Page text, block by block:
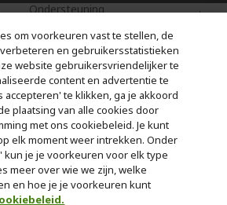
Ondersteuning
aankoop
Met 0%
Rente
reseller van de producten en diensten die
aangeboden.
om voorkeuren vast te stellen, de
en gebruikersstatistieken
website gebruikersvriendelijker te
content en advertentie te
accepteren' te klikken, ga je akkoord
plaatsing van alle cookies door
met ons cookiebeleid. Je kunt
elk moment weer intrekken. Onder
je je voorkeuren voor elk type
meer over wie we zijn, welke
en hoe je je voorkeuren kunt